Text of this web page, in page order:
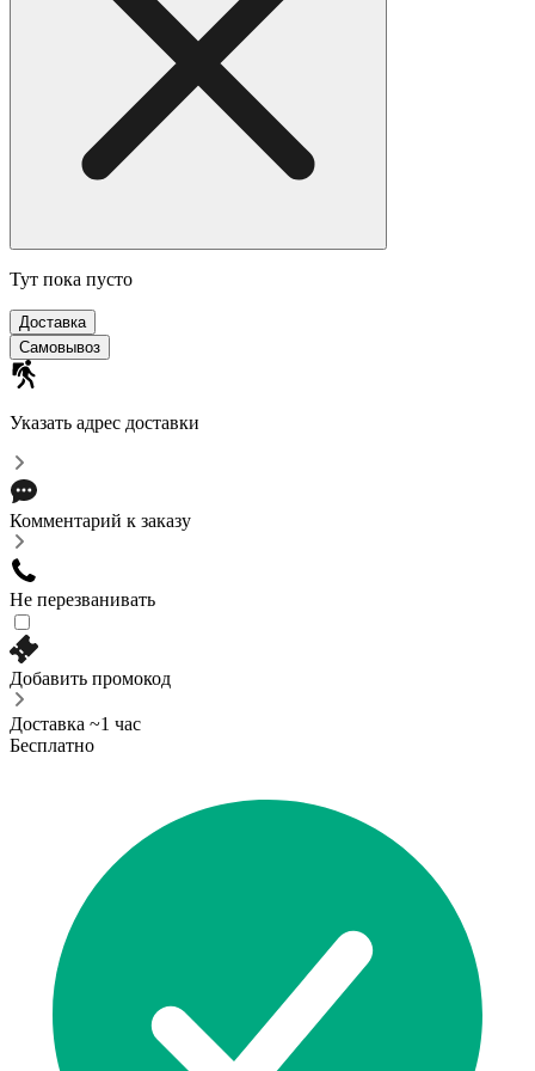
Тут пока пусто
Доставка
Самовывоз
Указать адрес доставки
Комментарий к заказу
Не перезванивать
Добавить промокод
Доставка ~1 час
Бесплатно